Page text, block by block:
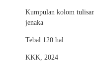
Kumpulan kolom
jenaka
Tebal 120 hal
KKK, 2024